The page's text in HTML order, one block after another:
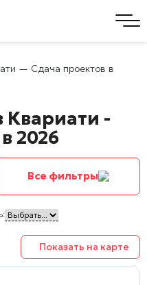
— Сдача проектов в
Квариати -
2026
Все фильтры
Показать на карте